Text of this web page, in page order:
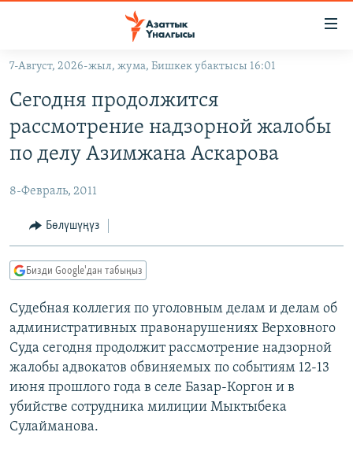
Навигацияга
өтүңүз
салыңыз
КЫРГЫЗСТАН
КЫРГЫЗСТАН
ЭКОНОМИКА
МАДАНИЯТ
ДҮЙНӨ
БОРБОР АЗИЯ
УКРАИНА
АТАЙЫН ИЛИКТӨӨ
ТВ ПРОГРАММАЛАР
ЭКСПЕРТТЕР ТАЛДАЙТ
БИЗ ЖАНА ДҮЙНӨ
ЭЖЕ-СИҢДИЛЕР
АЗАТТЫК+
ЫҢГАЙСЫЗ СУРООЛОР
ӨЗГӨЧӨ ПИКИР
Русский
ОНЛАЙН ШЕРИНЕ
7-Август, 2026-жыл, жума, Бишкек убактысы 16:01
Сегодня продолжится
рассмотрение надзорной жалобы
по делу Азимжана Аскарова
8-Февраль, 2011
Бөлүшүңүз
Бизди Google'дан табыңыз
Судебная коллегия по уголовным делам и делам об
административных правонарушениях Верховного
Суда сегодня продолжит рассмотрение надзорной
жалобы адвокатов обвиняемых по событиям 12-13
июня прошлого года в селе Базар-Коргон и в
убийстве сотрудника милиции Мыктыбека
Сулайманова.